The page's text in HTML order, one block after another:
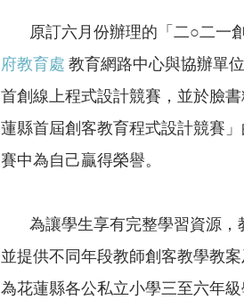
原訂六月份辦理的「二
府教育處 教育網路中心與協辦單
首創線上程式設計競賽，並於臉
蓮縣首屆創客教育程式設計競賽
賽中為自己贏得榮譽。
並提供不同年段教師創客教學教
為花蓮縣各公私立小學三至六年